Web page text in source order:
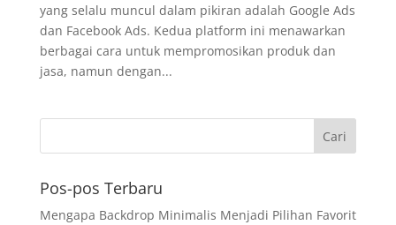
yang selalu muncul dalam pikiran adalah Google Ads
dan Facebook Ads. Kedua platform ini menawarkan
berbagai cara untuk mempromosikan produk dan
jasa, namun dengan...
Pos-pos Terbaru
Mengapa Backdrop Minimalis Menjadi Pilihan Favorit